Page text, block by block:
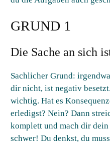
GRUND 1
Die Sache an sich
Sachlicher Grund:
dir nicht, ist negativ
wichtig. Hat es
erledigst? Nein? Dann
komplett und mach dir
schwer! Du denkst, du